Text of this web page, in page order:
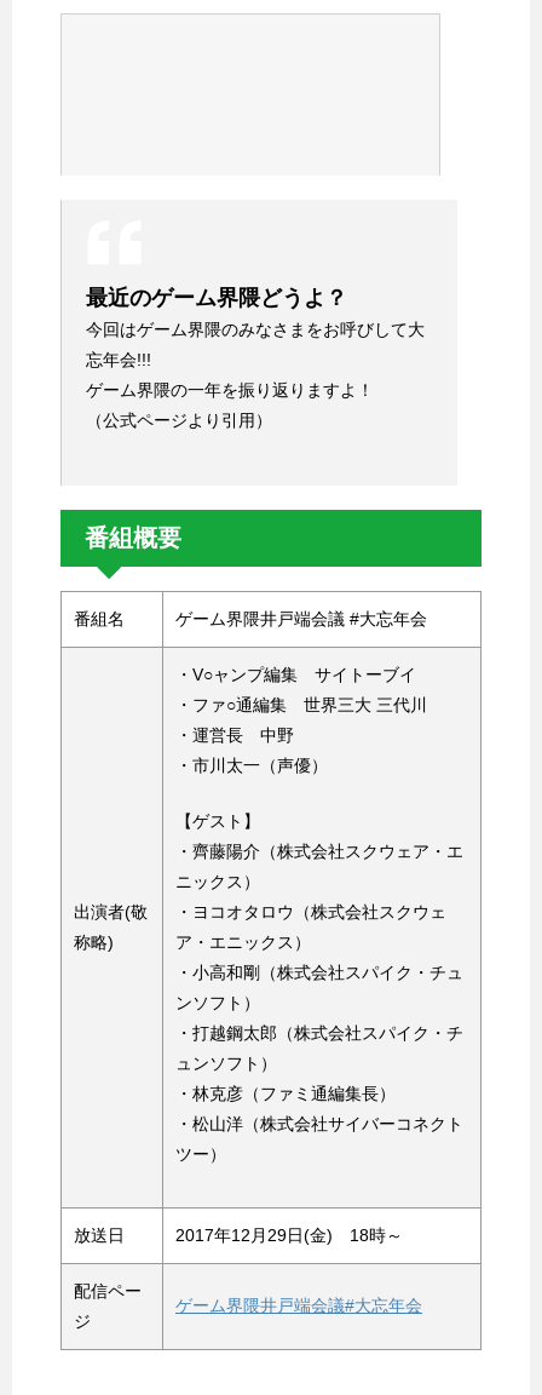
最近のゲーム界隈どうよ？
今回はゲーム界隈のみなさまをお呼びして大
忘年会!!!
ゲーム界隈の一年を振り返りますよ！
（公式ページより引用）
番組概要
番組名 ゲーム界隈井戸端会議 #大忘年会
出演者(敬
称略)
・V○ャンプ編集 サイトーブイ
・ファ○通編集 世界三大 三代川
・運営長 中野
・市川太一（声優）
【ゲスト】
・齊藤陽介（株式会社スクウェア・エ
ニックス）
・ヨコオタロウ（株式会社スクウェ
ア・エニックス）
・小高和剛（株式会社スパイク・チュ
ンソフト）
・打越鋼太郎（株式会社スパイク・チ
ュンソフト）
・林克彦（ファミ通編集長）
・松山洋（株式会社サイバーコネクト
ツー）
放送日 2017年12月29日(金) 18時～
配信ペー
ジ
ゲーム界隈井戸端会議#大忘年会